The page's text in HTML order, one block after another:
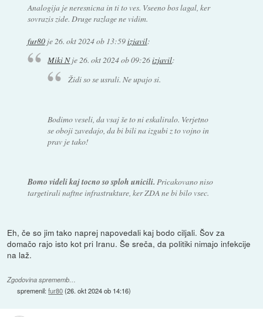
Analogija je neresnicna in ti to ves. Vseeno bos lagal, ker
sovrazis zide. Druge razlage ne vidim.
fur80je 26. okt 2024 ob 13:59izjavil:
Miki Nje26. okt 2024 ob 09:26izjavil:
Židi so se usrali. Ne upajo si.
Bodimo veseli, da vsaj še to ni eskaliralo. Verjetno
se oboji zavedajo, da bi bili na izgubi z to vojno in
prav je tako!
Bomo videli kaj tocno so sploh unicili. Pricakovano niso
targetirali naftne infrastrukture, ker ZDA ne bi bilo vsec.
Eh, če so jim tako naprej napovedali kaj bodo ciljali. Šov za
domačo rajo isto kot pri Iranu. Še sreča, da politiki nimajo infekcije
na laž.
Zgodovina sprememb…
spremenil:fur80(26. okt 2024 ob 14:16)